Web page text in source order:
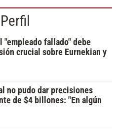
"empleado fallado" debe
crucial sobre Eurnekian y
no pudo dar precisiones
de $4 billones: "En algún